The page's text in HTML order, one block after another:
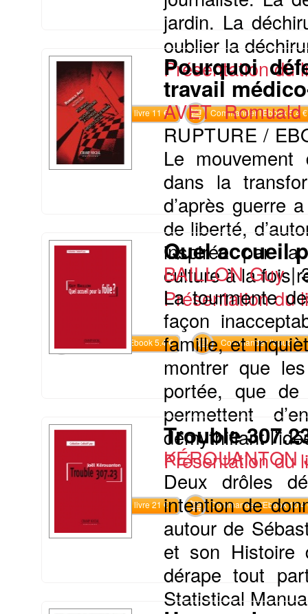
jardin. La
oublier la
Présentation du
Commander le livre 11 € Commander l'Ebook 5.4 €
Pourquoi
travail
AVET Romuald
RUPTURE /
Le mouvement
dans la
d’après guerre
de liberté,
inspirée par la
culture à la fois
Présentation du
Commander l'Ebook 5.4 € Commander l'epub 2
Quel accueil
BAILLON Guy |
La tourmente
façon
famille, et
montrer que
portée, que de
permettent
démythifiant
Présentation du
Commander le livre 21 € Commander l'Ebook 10.4
Trouble
KÉROUANTON
Deux drôles
intention de
autour de
et son Histoire
dérape tout
Statistical